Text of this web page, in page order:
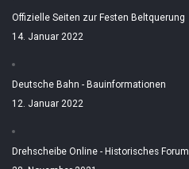
Offizielle Seiten zur Festen Beltquerung
14. Januar 2022
Deutsche Bahn - Bauinformationen
12. Januar 2022
Drehscheibe Online - Historisches Forum